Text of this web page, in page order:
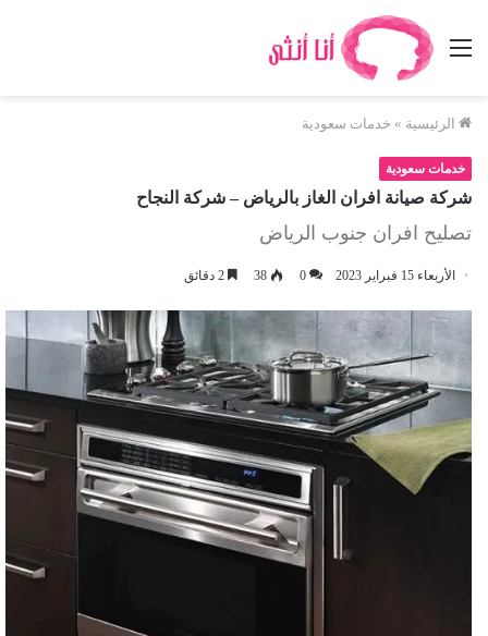
القائمة
الرئيسية » خدمات سعودية
خدمات سعودية
شركة صيانة افران الغاز بالرياض – شركة النجاح
تصليح افران جنوب الرياض
الأربعاء 15 فبراير 2023 0
38